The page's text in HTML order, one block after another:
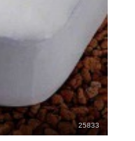
25833